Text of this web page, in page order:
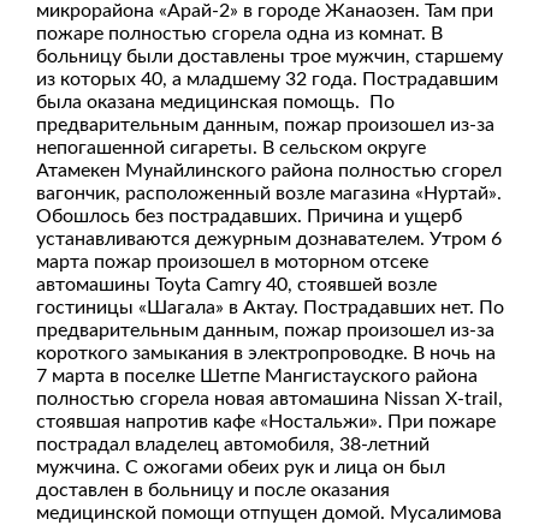
микрорайона «Арай-2» в городе Жанаозен. Там при
пожаре полностью сгорела одна из комнат. В
больницу были доставлены трое мужчин, старшему
из которых 40, а младшему 32 года. Пострадавшим
была оказана медицинская помощь. По
предварительным данным, пожар произошел из-за
непогашенной сигареты. В сельском округе
Атамекен Мунайлинского района полностью сгорел
вагончик, расположенный возле магазина «Нуртай».
Обошлось без пострадавших. Причина и ущерб
устанавливаются дежурным дознавателем. Утром 6
марта пожар произошел в моторном отсеке
автомашины Toyta Сamry 40, стоявшей возле
гостиницы «Шагала» в Актау. Пострадавших нет. По
предварительным данным, пожар произошел из-за
короткого замыкания в электропроводке. В ночь на
7 марта в поселке Шетпе Мангистауского района
полностью сгорела новая автомашина Nissan X-trail,
стоявшая напротив кафе «Ностальжи». При пожаре
пострадал владелец автомобиля, 38-летний
мужчина. С ожогами обеих рук и лица он был
доставлен в больницу и после оказания
медицинской помощи отпущен домой. Мусалимова